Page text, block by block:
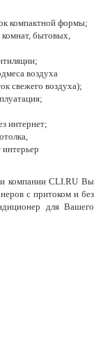
компактной формы;
комнат, бытовых,
воздуха
свежего воздуха);
интернет;
компании CLI.RU Вы
с притоком и без
для Вашего